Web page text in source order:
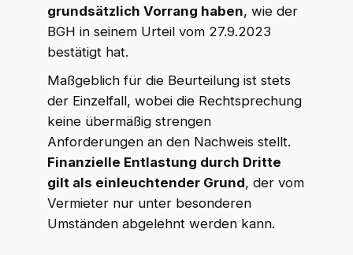
grundsätzlich Vorrang haben, wie der
BGH in seinem Urteil vom 27.9.2023
bestätigt hat.
Maßgeblich für die Beurteilung ist stets
der Einzelfall, wobei die Rechtsprechung
keine übermäßig strengen
Anforderungen an den Nachweis stellt.
Finanzielle Entlastung durch Dritte
gilt als einleuchtender Grund, der vom
Vermieter nur unter besonderen
Umständen abgelehnt werden kann.